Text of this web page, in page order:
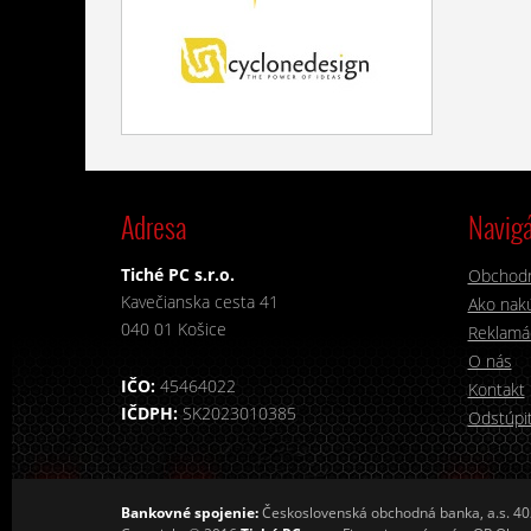
Adresa
Tiché PC s.r.o.
Kavečianska cesta 41
040 01 Košice
IČO: 45464022
IČDPH: SK2023010385
Ako
O nás
Kontakt
Bankovné spojenie:Československá obchodná banka, a.s.